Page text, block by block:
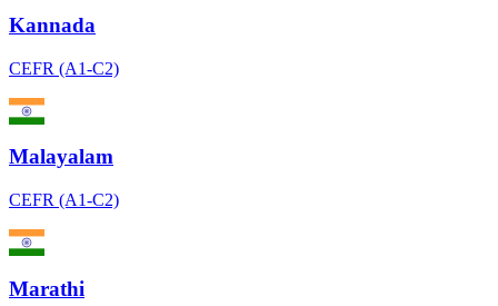
Kannada
CEFR (A1-C2)
Malayalam
CEFR (A1-C2)
Marathi